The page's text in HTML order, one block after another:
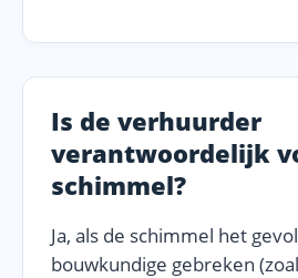
Is de verhuurder
verantwoordelijk
schimmel?
Ja, als de schimmel het
bouwkundige gebreken